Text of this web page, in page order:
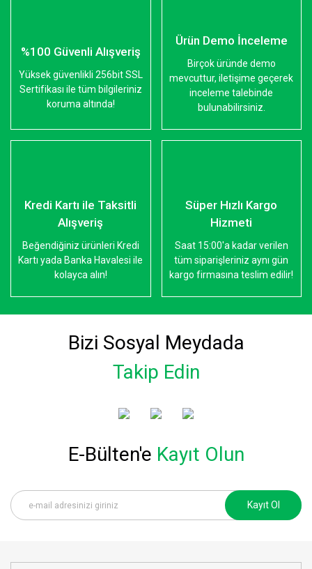
%100 Güvenli Alışveriş
Yüksek güvenlikli 256bit SSL
Sertifikası ile tüm bilgileriniz
koruma altında!
Ürün Demo İnceleme
Birçok üründe demo
mevcuttur, iletişime geçerek
inceleme talebinde
bulunabilirsiniz.
Kredi Kartı ile Taksitli
Alışveriş
Beğendiğiniz ürünleri Kredi
Kartı yada Banka Havalesi ile
kolayca alın!
Süper Hızlı Kargo
Hizmeti
Saat 15:00'a kadar verilen
tüm siparişleriniz aynı gün
kargo firmasına teslim edilir!
Bizi Sosyal Meydada
Takip Edin
E-Bülten'e Kayıt Olun
Kayıt Ol